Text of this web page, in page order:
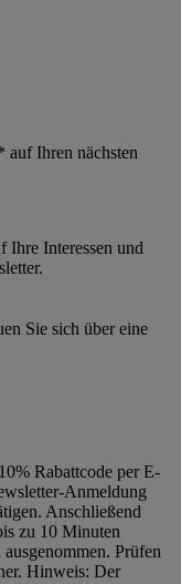
auf Ihren nächsten
Ihre Interessen und
Sie sich über eine
Rabattcode per E-
Anmeldung
Anschließend
zu 10 Minuten
Prüfen
Hinweis: Der